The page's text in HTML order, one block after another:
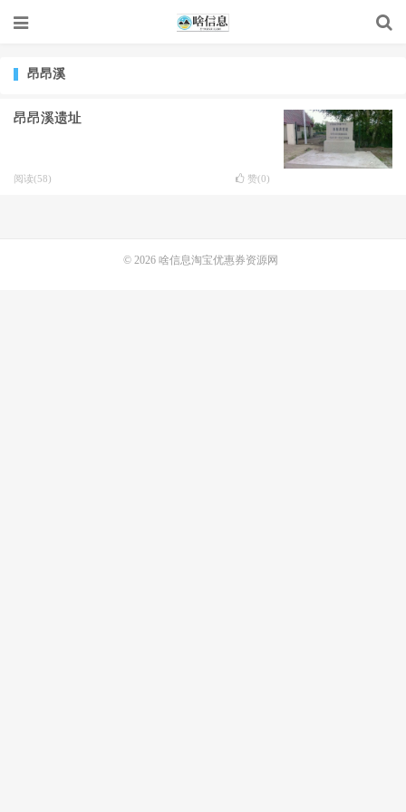
昂昂溪
昂昂溪遗址
阅读(58) 赞(0)
© 2026 啥信息淘宝优惠券资源网